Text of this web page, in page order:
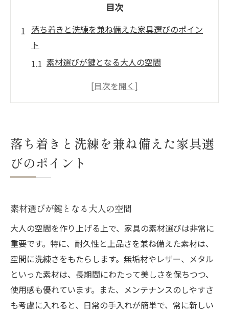
目次
落ち着きと洗練を兼ね備えた家具選びのポイン
ト
素材選びが鍵となる大人の空間
機能性を損なわないデザインの選び方
空間を引き立てる家具レイアウトのコツ
大人空間を彩る家具デザインの魅力とは
アクセントピースとしての家具の選び方
機能美を追求したデザインの秘密
コントラストを活かした空間の演出
心地よい空間を作るデザインの考え方
シンプルな家具が創る成熟した空間の秘訣
ミニマリズムの美学と家具選び
落ち着きと洗練を兼ね備えた家具選
びのポイント
素材選びが鍵となる大人の空間
大人の空間を作り上げる上で、家具の素材選びは非常に
重要です。特に、耐久性と上品さを兼ね備えた素材は、
空間に洗練さをもたらします。無垢材やレザー、メタル
といった素材は、長期間にわたって美しさを保ちつつ、
使用感も優れています。また、メンテナンスのしやすさ
も考慮に入れると、日常の手入れが簡単で、常に新しい